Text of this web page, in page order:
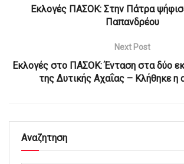
Εκλογές ΠΑΣΟΚ: Στην Πάτρα
Παπανδρέου
Next Post
Εκλογές στο ΠΑΣΟΚ: Ένταση στα δύο
της Δυτικής Αχαΐας – Κλήθηκε η
Αναζητηση